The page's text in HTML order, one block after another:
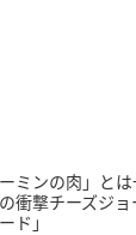
ーミンの肉」と
衝撃チーズジ
ド」